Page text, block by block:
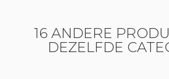
16 ANDERE
DEZELFDE